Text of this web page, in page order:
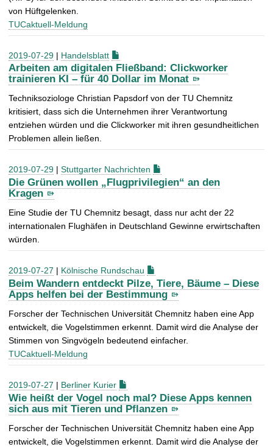
von Hüftgelenken.
TUCaktuell-Meldung
2019-07-29 | Handelsblatt
Arbeiten am digitalen Fließband: Clickworker
trainieren KI – für 40 Dollar im Monat
Techniksoziologe Christian Papsdorf von der TU Chemnitz
kritisiert, dass sich die Unternehmen ihrer Verantwortung
entziehen würden und die Clickworker mit ihren gesundheitlichen
Problemen allein ließen.
2019-07-29 | Stuttgarter Nachrichten
Die Grünen wollen „Flugprivilegien“ an den
Kragen
Eine Studie der TU Chemnitz besagt, dass nur acht der 22
internationalen Flughäfen in Deutschland Gewinne erwirtschaften
würden.
2019-07-27 | Kölnische Rundschau
Beim Wandern entdeckt Pilze, Tiere, Bäume – Diese
Apps helfen bei der Bestimmung
Forscher der Technischen Universität Chemnitz haben eine App
entwickelt, die Vogelstimmen erkennt. Damit wird die Analyse der
Stimmen von Singvögeln bedeutend einfacher.
TUCaktuell-Meldung
2019-07-27 | Berliner Kurier
Wie heißt der Vogel noch mal? Diese Apps kennen
sich aus mit Tieren und Pflanzen
Forscher der Technischen Universität Chemnitz haben eine App
entwickelt, die Vogelstimmen erkennt. Damit wird die Analyse der